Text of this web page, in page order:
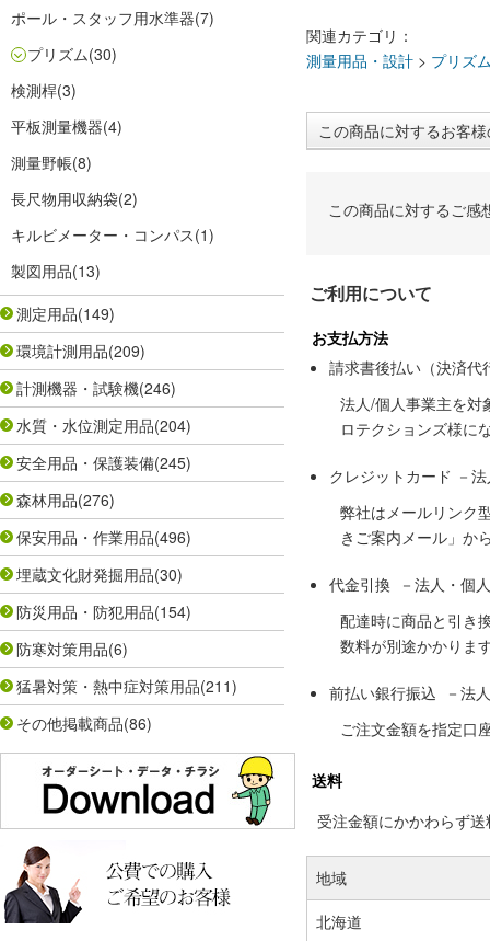
ポール・スタッフ用水準器(7)
プリズム(30)
検測桿(3)
平板測量機器(4)
測量野帳(8)
長尺物用収納袋(2)
キルビメーター・コンパス(1)
製図用品(13)
測定用品(149)
環境計測用品(209)
計測機器・試験機(246)
水質・水位測定用品(204)
安全用品・保護装備(245)
森林用品(276)
保安用品・作業用品(496)
埋蔵文化財発掘用品(30)
防災用品・防犯用品(154)
防寒対策用品(6)
猛暑対策・熱中症対策用品(211)
その他掲載商品(86)
関連カテゴリ：
測量用品・設計 > プリズ
この商品に対するお客
この商品に対するご感
ご利用について
お支払方法
請求書後払い（決済代
法人/個人事業主を対
ロテクションズ様に
クレジットカード －
弊社はメールリンク
きご案内メール」か
代金引換 －法人・個
配達時に商品と引き
数料が別途かかりま
前払い銀行振込 －法
ご注文金額を指定口
送料
受注金額にかかわらず
地域
北海道